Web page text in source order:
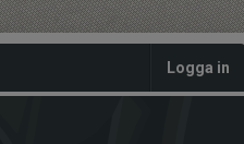
Logga in